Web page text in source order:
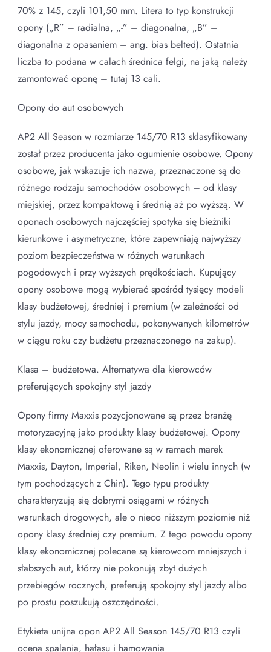
70% z 145, czyli 101,50 mm. Litera to typ konstrukcji
opony („R” – radialna, „-” – diagonalna, „B” –
diagonalna z opasaniem – ang. bias belted). Ostatnia
liczba to podana w calach średnica felgi, na jaką należy
zamontować oponę – tutaj 13 cali.
Opony do aut osobowych
AP2 All Season w rozmiarze 145/70 R13 sklasyfikowany
został przez producenta jako ogumienie osobowe. Opony
osobowe, jak wskazuje ich nazwa, przeznaczone są do
różnego rodzaju samochodów osobowych – od klasy
miejskiej, przez kompaktową i średnią aż po wyższą. W
oponach osobowych najczęściej spotyka się bieżniki
kierunkowe i asymetryczne, które zapewniają najwyższy
poziom bezpieczeństwa w różnych warunkach
pogodowych i przy wyższych prędkościach. Kupujący
opony osobowe mogą wybierać spośród tysięcy modeli
klasy budżetowej, średniej i premium (w zależności od
stylu jazdy, mocy samochodu, pokonywanych kilometrów
w ciągu roku czy budżetu przeznaczonego na zakup).
Klasa – budżetowa. Alternatywa dla kierowców
preferujących spokojny styl jazdy
Opony firmy Maxxis pozycjonowane są przez branżę
motoryzacyjną jako produkty klasy budżetowej. Opony
klasy ekonomicznej oferowane są w ramach marek
Maxxis, Dayton, Imperial, Riken, Neolin i wielu innych (w
tym pochodzących z Chin). Tego typu produkty
charakteryzują się dobrymi osiągami w różnych
warunkach drogowych, ale o nieco niższym poziomie niż
opony klasy średniej czy premium. Z tego powodu opony
klasy ekonomicznej polecane są kierowcom mniejszych i
słabszych aut, którzy nie pokonują zbyt dużych
przebiegów rocznych, preferują spokojny styl jazdy albo
po prostu poszukują oszczędności.
Etykieta unijna opon AP2 All Season 145/70 R13 czyli
ocena spalania, hałasu i hamowania